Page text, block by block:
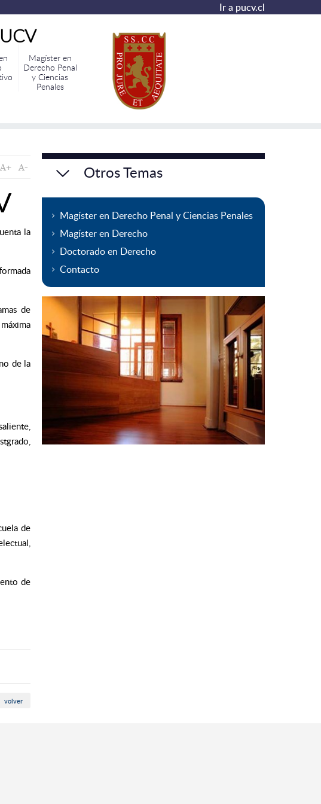
Ir a pucv.cl
Magíster en
Derecho Penal
y Ciencias
Penales
la
de
de la
de
de
volver
Otros Temas
Magíster en Derecho Penal y Ciencias Penales
Magíster en Derecho
Doctorado en Derecho
Contacto